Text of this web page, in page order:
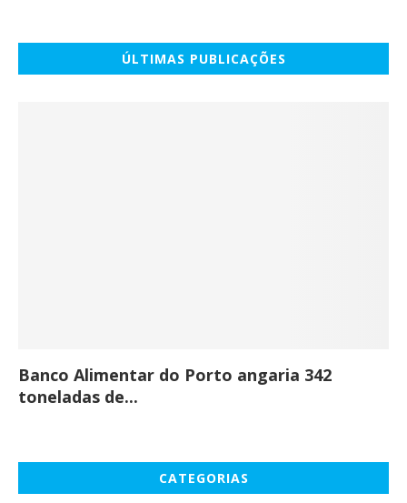
ÚLTIMAS PUBLICAÇÕES
Banco Alimentar do Porto angaria 342
toneladas de...
CATEGORIAS